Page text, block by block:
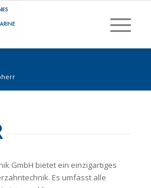
GmbH bietet ein einzigartiges
Es umfasst alle